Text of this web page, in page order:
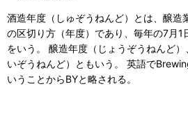
酒造年度（しゅぞうねんど）とは、醸造
の区切り方（年度）であり、毎年の7月
をいう。 醸造年度（じょうぞうねんど
いぞうねんど）ともいう。 英語で
いうことからBYと略される。